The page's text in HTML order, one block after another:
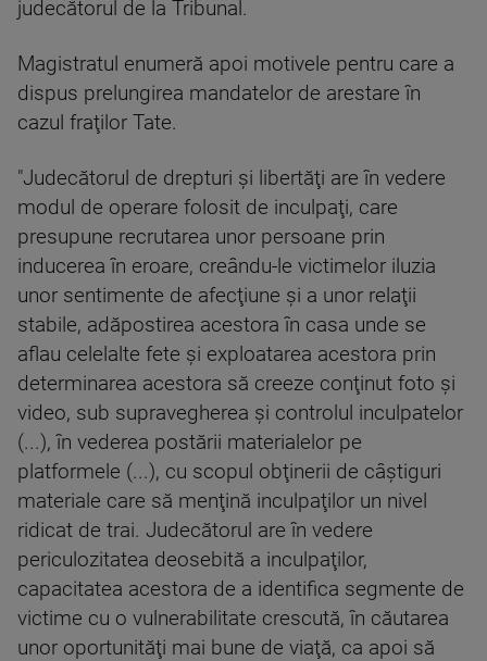
judecătorul de la Tribunal.
Magistratul enumeră apoi motivele pentru care a
dispus prelungirea mandatelor de arestare în
cazul fraţilor Tate.
"Judecătorul de drepturi şi libertăţi are în vedere
modul de operare folosit de inculpaţi, care
presupune recrutarea unor persoane prin
inducerea în eroare, creându-le victimelor iluzia
unor sentimente de afecţiune şi a unor relaţii
stabile, adăpostirea acestora în casa unde se
aflau celelalte fete şi exploatarea acestora prin
determinarea acestora să creeze conţinut foto şi
video, sub supravegherea şi controlul inculpatelor
(...), în vederea postării materialelor pe
platformele (...), cu scopul obţinerii de câştiguri
materiale care să menţină inculpaţilor un nivel
ridicat de trai. Judecătorul are în vedere
periculozitatea deosebită a inculpaţilor,
capacitatea acestora de a identifica segmente de
victime cu o vulnerabilitate crescută, în căutarea
unor oportunităţi mai bune de viaţă, ca apoi să